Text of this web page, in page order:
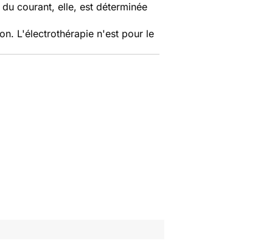
courant, elle, est déterminée
L'électrothérapie n'est pour le